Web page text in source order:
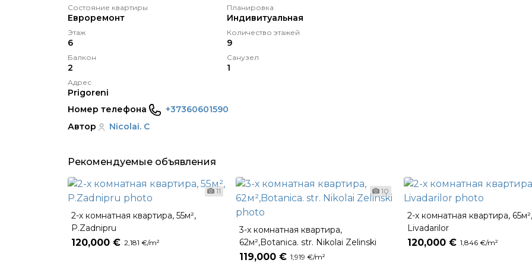
Состояние квартиры
Eвроремонт
Планировка
Индивитуальная
Этаж
6
Количество этажей
9
Балкон
2
Санузел
1
Адрес
Prigoreni
Номер телефона
+37360601590
Автор
Nicolai. C
Рекомендуемые объявления
11
2-х комнатная квартира, 55м²,
P.Zadnipru
120,000 € 2,181 €/m²
10
3-х комнатная квартира,
62м²,Botanica. str. Nikolai Zelinski
119,000 € 1,919 €/m²
2-х комнатная квартира,
Livadarilor
120,000 € 1,846 €/m²